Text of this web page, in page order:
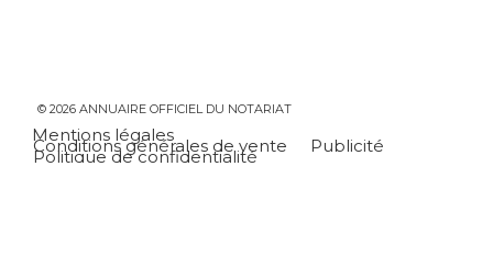
© 2026 ANNUAIRE OFFICIEL DU NOTARIAT
Mentions légales
Conditions générales de vente Publicité
Politique de confidentialité